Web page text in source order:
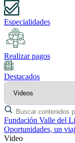
Especialidades
Realizar pagos
Destacados
Fundación Valle del
Oportunidades, un
Video